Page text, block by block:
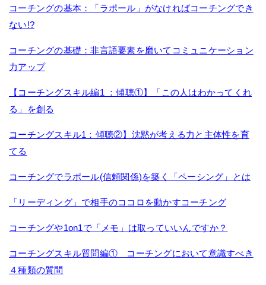
コーチングの基本：「ラポール」がなければコーチングでき
ない!?
コーチングの基礎：非言語要素を磨いてコミュニケーション
力アップ
【コーチングスキル編1 ：傾聴①】「この人はわかってくれ
る」を創る
コーチングスキル1：傾聴②】沈黙が考える力と主体性を育
てる
コーチングでラポール(信頼関係)を築く「ペーシング」とは
「リーディング」で相手のココロを動かすコーチング
コーチングや1on1で「メモ」は取っていいんですか？
コーチングスキル質問編① コーチングにおいて意識すべき
４種類の質問